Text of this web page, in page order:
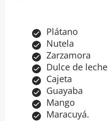
Plátano
Nutela
Zarzamora
Dulce de leche
Cajeta
Guayaba
Mango
Maracuyá.